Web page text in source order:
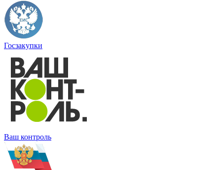
Госзакупки
Ваш контроль